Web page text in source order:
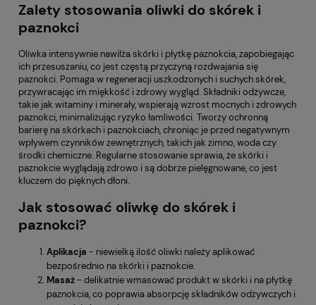
Zalety stosowania oliwki do skórek i
paznokci
Oliwka intensywnie nawilża skórki i płytkę paznokcia, zapobiegając
ich przesuszaniu, co jest częstą przyczyną rozdwajania się
paznokci. Pomaga w regeneracji uszkodzonych i suchych skórek,
przywracając im miękkość i zdrowy wygląd. Składniki odżywcze,
takie jak witaminy i minerały, wspierają wzrost mocnych i zdrowych
paznokci, minimalizując ryzyko łamliwości. Tworzy ochronną
barierę na skórkach i paznokciach, chroniąc je przed negatywnym
wpływem czynników zewnętrznych, takich jak zimno, woda czy
środki chemiczne. Regularne stosowanie sprawia, że skórki i
paznokcie wyglądają zdrowo i są dobrze pielęgnowane, co jest
kluczem do pięknych dłoni.
Jak stosować oliwkę do skórek i
paznokci?
Aplikacja - niewielką ilość oliwki należy aplikować
bezpośrednio na skórki i paznokcie.
Masaż- delikatnie wmasować produkt w skórki i na płytkę
paznokcia, co poprawia absorpcję składników odżywczych i